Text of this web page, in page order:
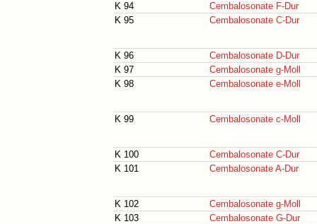
K 94
Cembalosonate F-Dur
K 95
Cembalosonate C-Dur
K 96
Cembalosonate D-Dur
K 97
Cembalosonate g-Moll
K 98
Cembalosonate e-Moll
K 99 Cembalosonate c-Moll
K 100
Cembalosonate C-Dur
K 101
Cembalosonate A-Dur
K 102
Cembalosonate g-Moll
K 103
Cembalosonate G-Dur